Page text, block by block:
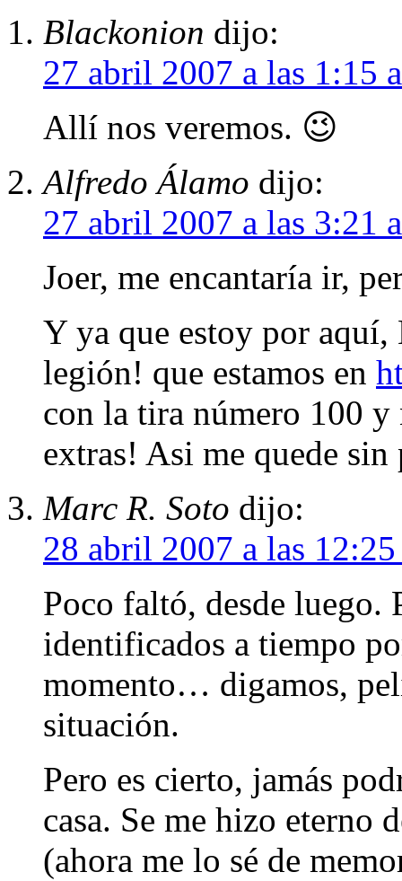
Blackonion dijo:
27 abril 2007 a las 1:15
Allí nos veremos. 😉
Alfredo Álamo dijo:
27 abril 2007 a las 3:21
Joer, me encantaría ir,
Y ya que estoy por aquí,
legión! que estamos en
con la tira número 100 y
extras! Asi me quede
Marc R. Soto dijo:
28 abril 2007 a las 12:25
Poco faltó, desde luego.
identificados a tiempo
momento… digamos,
situación.
Pero es cierto, jamás
casa. Se me hizo eterno
(ahora me lo sé de